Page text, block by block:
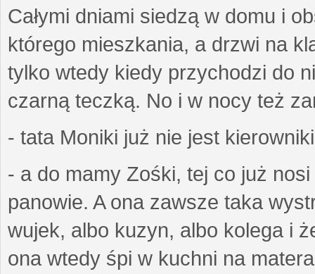
Całymi dniami siedzą w domu i
którego mieszkania, a drzwi na
tylko wtedy kiedy przychodzi do
czarną teczką. No i w nocy też
- tata Moniki już nie jest
- a do mamy Zośki, tej co już
panowie. A ona zawsze taka
wujek, albo kuzyn, albo kolega i
ona wtedy śpi w kuchni na